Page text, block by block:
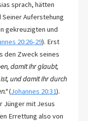
sprach, hätten
Seiner Auferstehung
20:26-29). Erst
den Zweck seines
und damit ihr durch
( Johannes 20:31).
Jünger mit Jesus
Errettung also von